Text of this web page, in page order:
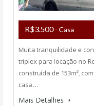
R$3.500- Casa
Muita tranquilidade e
triplex para locação no
construída de 153m²,
casa…
Mais Detalhes